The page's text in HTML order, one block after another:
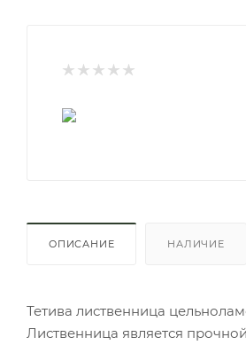
ОПИСАНИЕ НАЛИЧИЕ
Тетива лиственница
Лиственница является